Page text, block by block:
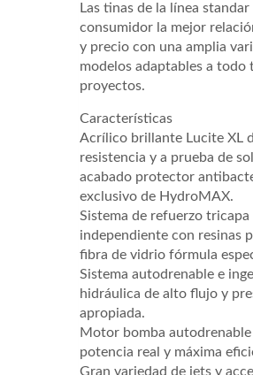
Las tinas de la línea standar
consumidor la mejor
y precio con una amplia
modelos adaptables a todo
proyectos.
Características
Acrílico brillante Lucite XL
resistencia y a prueba de
acabado protector
exclusivo de HydroMAX.
Sistema de refuerzo tricapa
independiente con resinas
fibra de vidrio fórmula
Sistema autodrenable e
hidráulica de alto flujo y
apropiada.
Motor bomba autodrenable
potencia real y máxima
Gran variedad de jets y